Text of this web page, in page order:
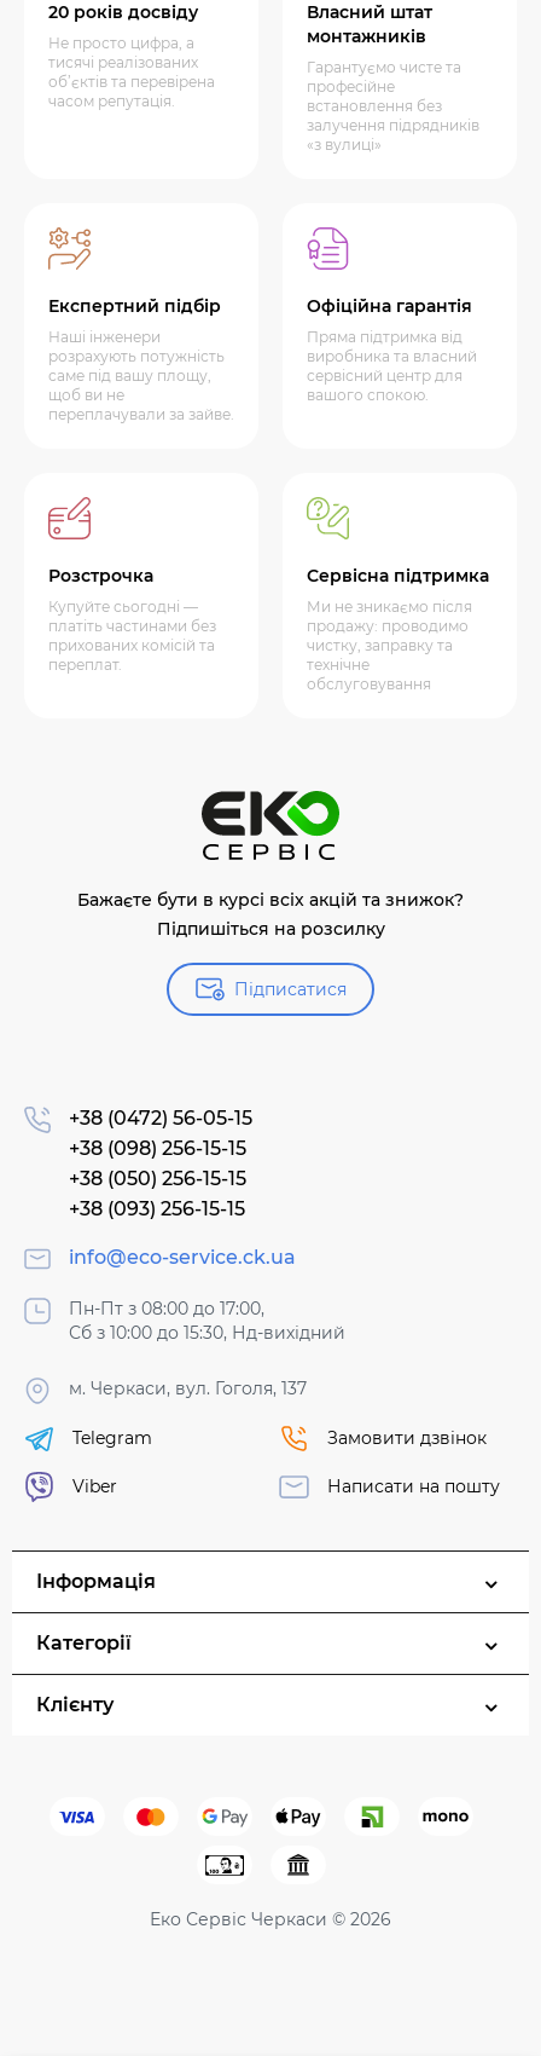
20 років досвіду
Не просто цифра, а
тисячі реалізованих
об’єктів та перевірена
часом репутація.
Власний штат
монтажників
Гарантуємо чисте та
професійне
встановлення без
залучення підрядників
«з вулиці»
Експертний підбір
Наші інженери
розрахують потужність
саме під вашу площу,
щоб ви не
переплачували за зайве.
Офіційна гарантія
Пряма підтримка від
виробника та власний
сервісний центр для
вашого спокою.
Розстрочка
Купуйте сьогодні —
платіть частинами без
прихованих комісій та
переплат.
Сервісна підтримка
Ми не зникаємо після
продажу: проводимо
чистку, заправку та
технічне
обслуговування
Бажаєте бути в курсі всіх акцій та знижок?
Підпишіться на розсилку
Підписатися
+38 (0472) 56-05-15
+38 (098) 256-15-15
+38 (050) 256-15-15
+38 (093) 256-15-15
info@eco-service.ck.ua
Пн-Пт з 08:00 до 17:00,
Сб з 10:00 до 15:30, Нд-вихідний
м. Черкаси, вул. Гоголя, 137
Telegram
Viber
Замовити дзвінок
Написати на пошту
Інформація
Категорії
Клієнту
Еко Сервіс Черкаси © 2026